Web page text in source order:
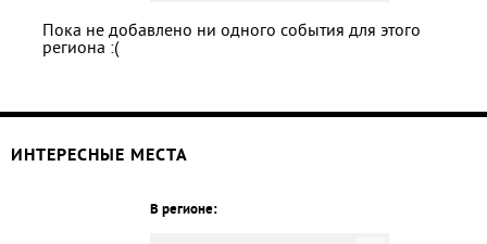
Пока не добавлено ни одного события для этого
региона :(
ИНТЕРЕСНЫЕ МЕСТА
В регионе: